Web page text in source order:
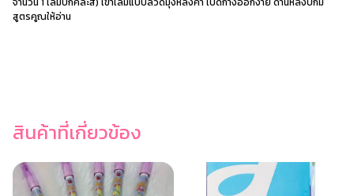
สูตรคูณให้อ่าน
สินค้าที่เกี่ยวข้อง